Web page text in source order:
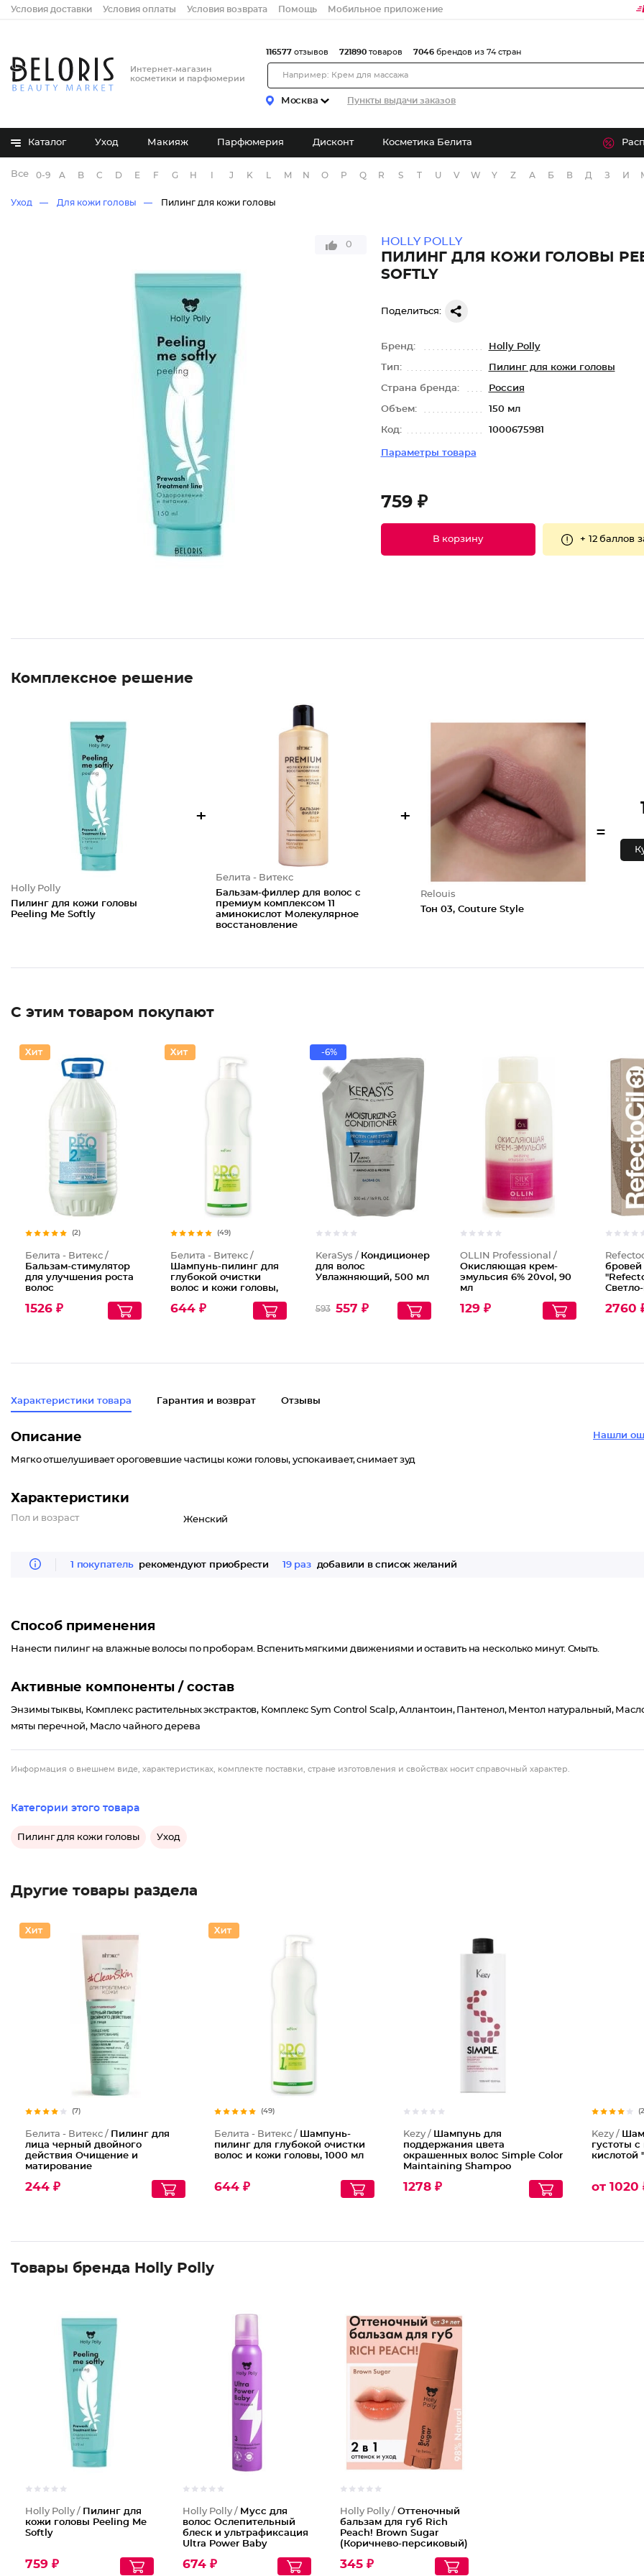
Условия доставки Условия оплаты Условия возврата Помощь Мобильное приложение
Интернет-магазин
косметики и парфюмерии
Москва Пункты выдачи заказов
116577 отзывов 721890 товаров 7046 брендов из 74 стран
Каталог Уход Макияж Парфюмерия Дисконт Косметика Белита
Все бренды
0-9 A B C D E F G H J K M N O P Q R S T U V W Y Z А Б В Д З И
Уход Для кожи головы Пилинг для кожи головы
0 HOLLY POLLY
ПИЛИНГ ДЛЯ КОЖИ ГОЛОВЫ
SOFTLY
Поделиться:
Бренд: Holly Polly
Тип: Пилинг для кожи головы
Страна бренда: Россия
Объем: 150 мл
Код: 1000675981
Параметры товара
759 ₽
В корзину + 12 баллов
Комплексное решение
Holly Polly
Пилинг для кожи головы
Peeling Me Softly
+
Белита - Витекс
Бальзам-филлер для волос с
премиум комплексом 11
аминокислот Молекулярное
восстановление
+
Relouis
Тон 03, Couture Style
=
С этим товаром покупают
(2)
Белита - Витекс /
Бальзам-стимулятор
для улучшения роста
волос
1526 ₽
(49)
Белита - Витекс /
Шампунь-пилинг для
глубокой очистки
волос и кожи головы,
644 ₽
-6%
Кондици
KeraSys / Кондиционер
для волос
Увлажняющий, 500 мл
593 557 ₽
OLLIN Professional /
Окисляющая крем-
эмульсия 6% 20vol, 90
мл
129 ₽ 2760
Характеристики товара Гарантия и возврат Отзывы
Нашли
Описание
Мягко отшелушивает ороговевшие частицы кожи головы, успокаивает, снимает зуд
Характеристики
Пол и возраст Женский
1 покупатель рекомендуют приобрести 19 раз добавили в список желаний
Способ применения
Нанести пилинг на влажные волосы по проборам. Вспенить мягкими движениями и оставить на несколько минут. Смыть.
Активные компоненты / состав
Энзимы тыквы, Комплекс растительных экстрактов, Комплекс Sym Control Scalp, Аллантоин, Пантенол, Ментол натуральный,
мяты перечной, Масло чайного дерева
Информация о внешнем виде, характеристиках, комплекте поставки, стране изготовления и свойствах носит справочный характер.
Категории этого товара
Пилинг для кожи головы Уход
Другие товары раздела
(7)
Белита - Витекс / Пилинг для
лица черный двойного
действия Очищение и
матирование
244 ₽
(49)
Белита - Витекс / Шампунь-
пилинг для глубокой очистки
волос и кожи головы, 1000 мл
644 ₽
Kezy / Шампунь для
поддержания цвета
окрашенных волос Simple Color
Maintaining Shampoo
1278 ₽
Kezy /
густоты с
кислотой
от 1020
Товары бренда Holly Polly
Holly Polly / Пилинг для
кожи головы Peeling Me
Softly
759 ₽
Holly Polly / Мусс для
волос Ослепительный
блеск и ультрафиксация
Ultra Power Baby
674 ₽
Holly Polly / Оттеночный
бальзам для губ Rich
Peach! Brown Sugar
(Коричнево-персиковый)
345 ₽